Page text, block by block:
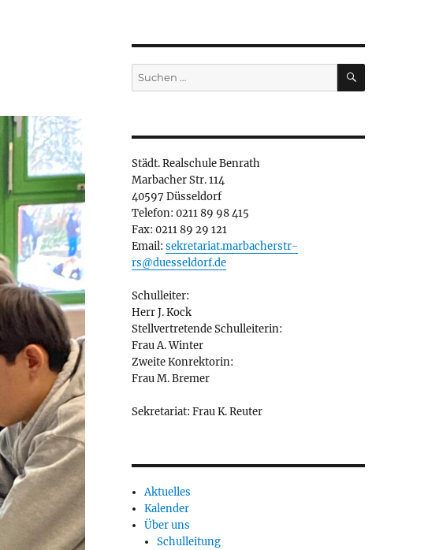
Suchen
nach:
SUCHEN
Städt. Realschule Benrath
Marbacher Str. 114
40597 Düsseldorf
Telefon: 0211 89 98 415
Fax: 0211 89 29 121
Email: sekretariat.marbacherstr-
rs@duesseldorf.de
Schulleiter:
Herr J. Kock
Stellvertretende Schulleiterin:
Frau A. Winter
Zweite Konrektorin:
Frau M. Bremer
Sekretariat: Frau K. Reuter
Aktuelles
Kalender
Über uns
Schulleitung